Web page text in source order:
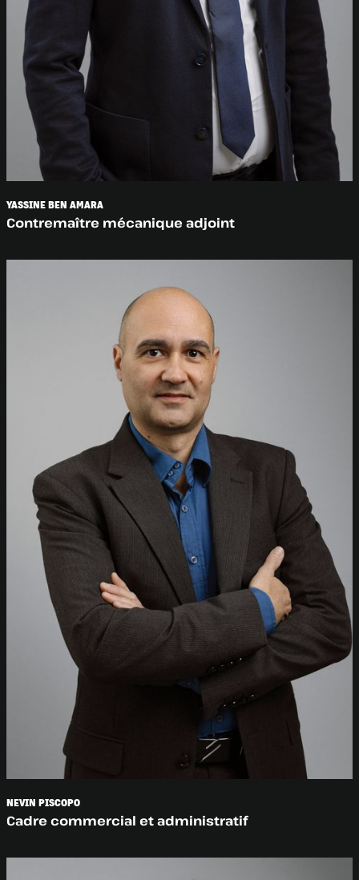
YASSINE BEN AMARA
Contremaître mécanique adjoint
NEVIN PISCOPO
Cadre commercial et administratif